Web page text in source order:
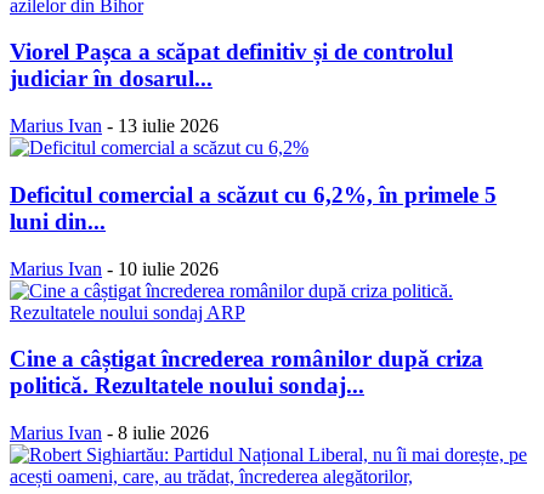
Viorel Pașca a scăpat definitiv și de controlul
judiciar în dosarul...
Marius Ivan - 13 iulie 2026
Deficitul comercial a scăzut cu 6,2%, în primele 5
luni din...
Marius Ivan - 10 iulie 2026
Cine a câștigat încrederea românilor după criza
politică. Rezultatele noului sondaj...
Marius Ivan - 8 iulie 2026